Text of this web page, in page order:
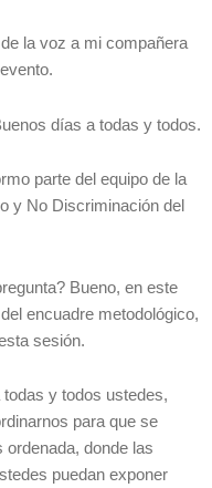
la voz a mi compañera
días a todas y todos.
parte del equipo de la
y No Discriminación del
Bueno, en este
encuadre metodológico,
sesión.
todas y todos ustedes,
para que se
ordenada, donde las
puedan exponer